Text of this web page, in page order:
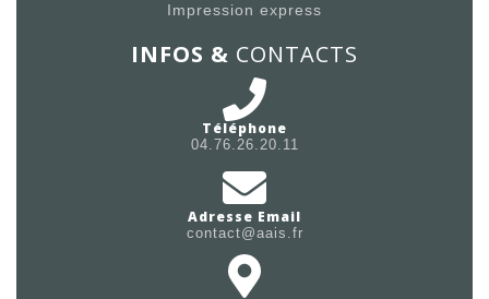
Impression express
INFOS & CONTACTS
Téléphone
04.76.26.20.11
Adresse Email
contact@aais.fr